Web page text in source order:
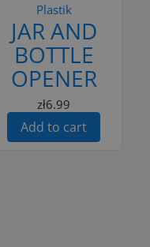
Plastik
JAR AND
BOTTLE
OPENER
zł6.99
Add to cart